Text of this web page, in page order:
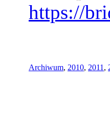
https://
Archiwum, 2010, 2011 ,